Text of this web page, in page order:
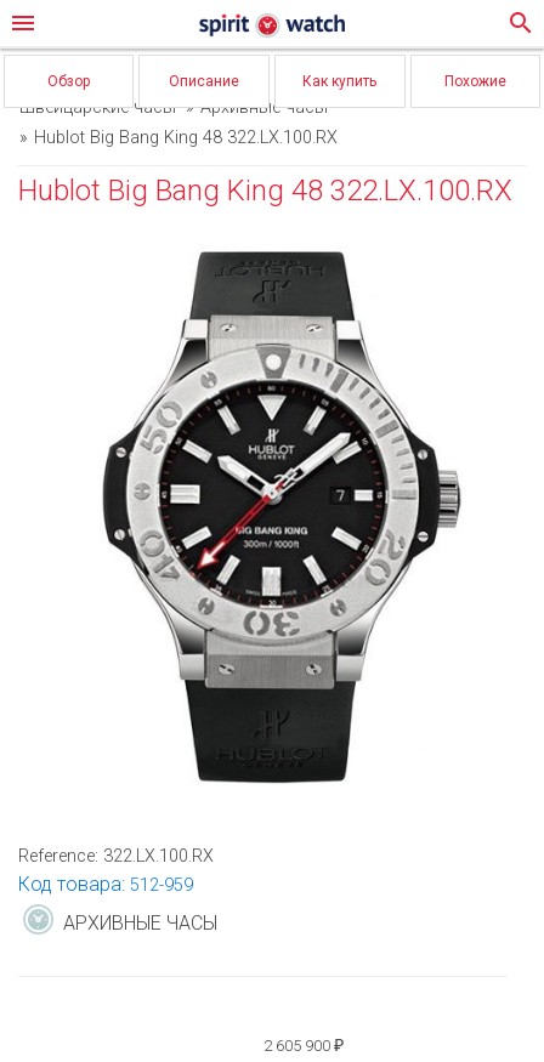
menu search
Обзор Описание Как купить Похожие
Швейцарские часы
Архивные часы
Hublot Big Bang King 48 322.LX.100.RX
Hublot Big Bang King 48 322.LX.100.RX
Reference: 322.LX.100.RX
Код товара: 512-959
АРХИВНЫЕ ЧАСЫ
2 605 900 ₽